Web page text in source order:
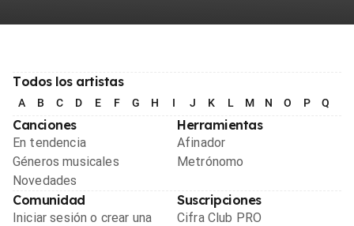
Todos los artistas
A B C D E F G H I J K L M N O P Q
Canciones
En tendencia
Géneros musicales
Novedades
Herramientas
Afinador
Metrónomo
Comunidad
Iniciar sesión o crear una
Suscripciones
Cifra Club PRO